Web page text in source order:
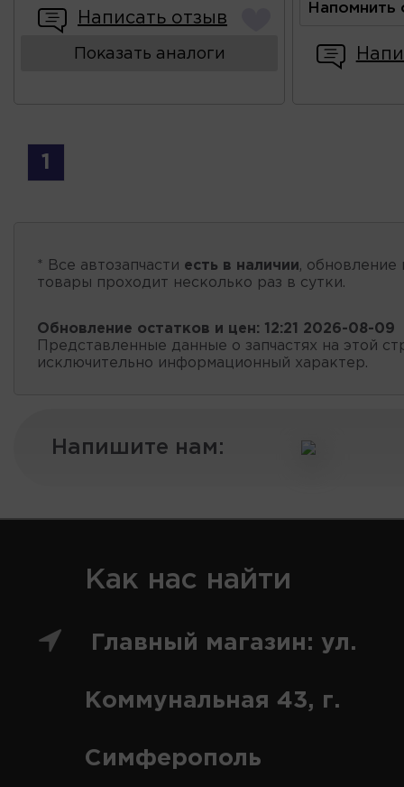
Написать отзыв
Показать аналоги
Напомнить
1
* Все автозапчасти есть в наличии, обновление
товары проходит несколько раз в сутки.
Обновление остатков и цен: 12:21 2026-08-09
Представленные данные о запчастях на этой
исключительно информационный характер.
Напишите нам:
Как нас найти
Главный магазин: ул.
Коммунальная 43, г.
Симферополь